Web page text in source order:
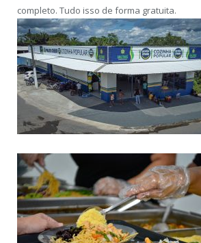
completo. Tudo isso de forma gratuita.